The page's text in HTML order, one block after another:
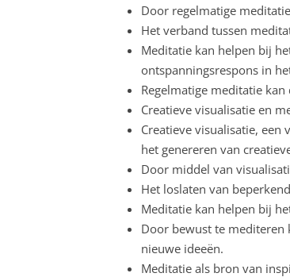
Door regelmatige
Het verband tussen
Meditatie kan helpen bij
ontspanningsrespons in
Regelmatige meditatie
Creatieve visualisatie en
Creatieve visualisatie,
het genereren van
Door middel van
Het loslaten van
Meditatie kan helpen bij
Door bewust te mediteren
nieuwe ideeën.
Meditatie als bron van